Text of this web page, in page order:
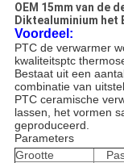
OEM 15mm van de
Diktealuminium het
Voordeel:
PTC de verwarmer
kwaliteitsptc
Bestaat uit een
combinatie van
PTC ceramische
lassen, het vormen
geproduceerd.
Parameters
Grootte